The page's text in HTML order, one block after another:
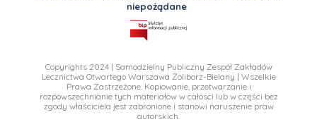
niepożądane
Copyrights 2024 | Samodzielny Publiczny Zespół Zakładów
Lecznictwa Otwartego Warszawa Żoliborz-Bielany | Wszelkie
Prawa Zastrzeżone. Kopiowanie, przetwarzanie i
rozpowszechnianie tych materiałow w całosci lub w części bez
zgody właściciela jest zabronione i stanowi naruszenie praw
autorskich.